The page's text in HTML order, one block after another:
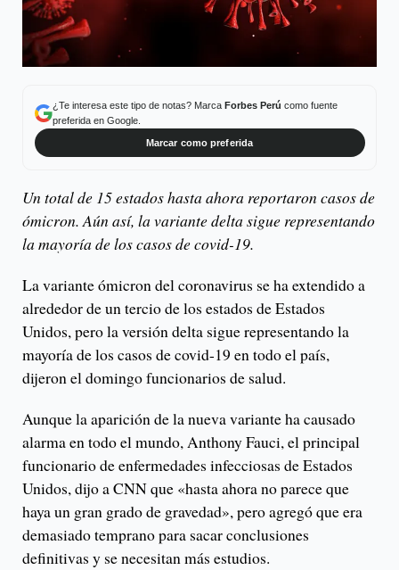
¿Te interesa este tipo de notas? Marca Forbes Perú como fuente
preferida en Google.
Marcar como preferida
Un total de 15 estados hasta ahora reportaron casos de
ómicron. Aún así, la variante delta sigue representando
la mayoría de los casos de covid-19.
La variante ómicron del coronavirus se ha extendido a
alrededor de un tercio de los estados de Estados
Unidos, pero la versión delta sigue representando la
mayoría de los casos de covid-19 en todo el país,
dijeron el domingo funcionarios de salud.
Aunque la aparición de la nueva variante ha causado
alarma en todo el mundo, Anthony Fauci, el principal
funcionario de enfermedades infecciosas de Estados
Unidos, dijo a CNN que «hasta ahora no parece que
haya un gran grado de gravedad», pero agregó que era
demasiado temprano para sacar conclusiones
definitivas y se necesitan más estudios.